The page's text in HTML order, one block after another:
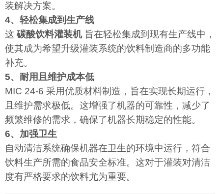
装解决方案。
4、轻松集成到生产线
这 碳酸饮料灌装机旨在轻松集成到现有生产线中，
使其成为希望升级灌装系统的饮料制造商的多功能
补充。
5、耐用且维护成本低
MIC 24-6 采用优质材料制造，旨在实现长期运行，
且维护需求极低。这增强了机器的可靠性，减少了
频繁维修的需求，确保了机器长期稳定的性能。
6、加强卫生
自动清洁系统确保机器在卫生的环境中运行，符合
饮料生产所需的食品安全标准。这对于灌装对清洁
度有严格要求的饮料尤为重要。